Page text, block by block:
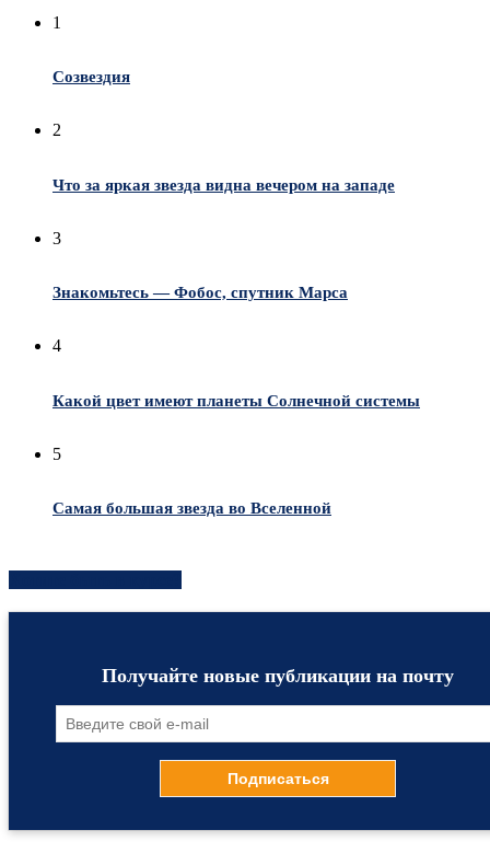
1
Созвездия
2
Что за яркая звезда видна вечером на западе
3
Знакомьтесь — Фобос, спутник Марса
4
Какой цвет имеют планеты Солнечной системы
5
Самая большая звезда во Вселенной
Получайте новые публикации на почту